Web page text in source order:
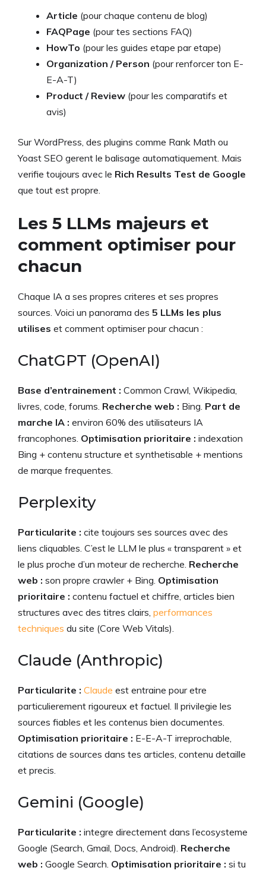
Article (pour chaque contenu de blog)
FAQPage (pour tes sections FAQ)
HowTo (pour les guides etape par etape)
Organization / Person (pour renforcer ton E-
E-A-T)
Product / Review (pour les comparatifs et
avis)
Sur WordPress, des plugins comme Rank Math ou
Yoast SEO gerent le balisage automatiquement. Mais
verifie toujours avec le Rich Results Test de Google
que tout est propre.
Les 5 LLMs majeurs et
comment optimiser pour
chacun
Chaque IA a ses propres criteres et ses propres
sources. Voici un panorama des 5 LLMs les plus
utilises et comment optimiser pour chacun :
ChatGPT (OpenAI)
Base d’entrainement : Common Crawl, Wikipedia,
livres, code, forums. Recherche web : Bing. Part de
marche IA : environ 60% des utilisateurs IA
francophones. Optimisation prioritaire : indexation
Bing + contenu structure et synthetisable + mentions
de marque frequentes.
Perplexity
Particularite : cite toujours ses sources avec des
liens cliquables. C’est le LLM le plus « transparent » et
le plus proche d’un moteur de recherche. Recherche
web : son propre crawler + Bing. Optimisation
prioritaire : contenu factuel et chiffre, articles bien
structures avec des titres clairs, performances
techniques du site (Core Web Vitals).
Claude (Anthropic)
Particularite : Claude est entraine pour etre
particulierement rigoureux et factuel. Il privilegie les
sources fiables et les contenus bien documentes.
Optimisation prioritaire : E-E-A-T irreprochable,
citations de sources dans tes articles, contenu detaille
et precis.
Gemini (Google)
Particularite : integre directement dans l’ecosysteme
Google (Search, Gmail, Docs, Android). Recherche
web : Google Search. Optimisation prioritaire : si tu